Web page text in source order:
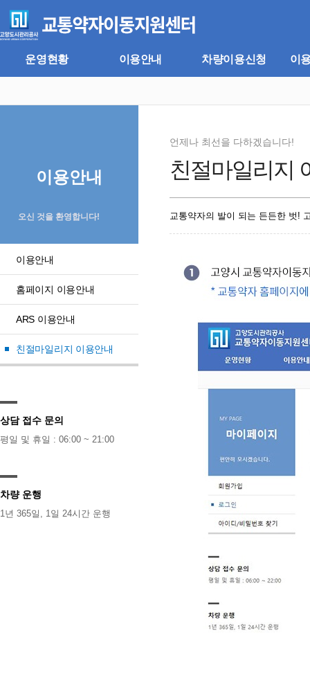
뉴
바
기
바
로
운영현황 이용안내 차량이용신청 이
이용안내
오신 것을 환영합니다!
이용안내
홈페이지 이용안내
ARS 이용안내
친절마일리지 이용안내
상담 접수 문의
평일 및 휴일 : 06:00 ~ 21:00
차량 운행
1년 365일, 1일 24시간 운행
친절마일리지
언제나 최선을 다하겠습니다!
교통약자의 발이 되는 든든한 벗!